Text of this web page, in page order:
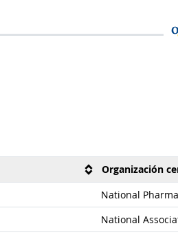
Organización
National
National